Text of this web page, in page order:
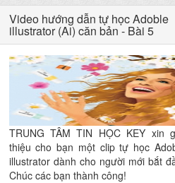
Video hướng dẫn tự học Adoble
illustrator (Ai) căn bản - Bài 5
TRUNG TÂM TIN HỌC KEY xin
thiệu cho bạn một clip tự học
illustrator dành cho người mới bắt
Chúc các bạn thành công!